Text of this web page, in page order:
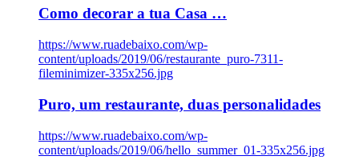
Como decorar a tua Casa …
https://www.ruadebaixo.com/wp-
content/uploads/2019/06/restaurante_puro-7311-
fileminimizer-335x256.jpg
Puro, um restaurante, duas personalidades
https://www.ruadebaixo.com/wp-
content/uploads/2019/06/hello_summer_01-335x256.jpg